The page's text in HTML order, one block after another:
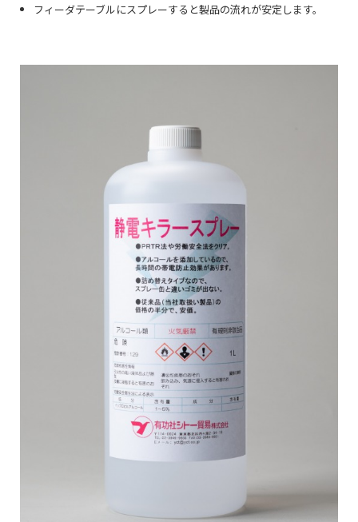
フィーダテーブルにスプレーすると製品の流れが安定します。